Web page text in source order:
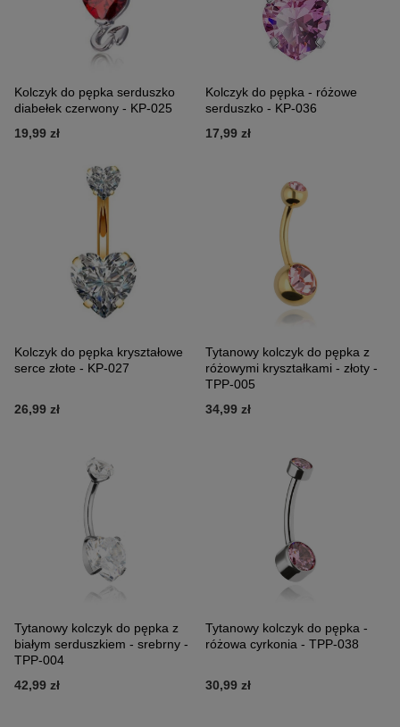
Kolczyk do pępka serduszko
diabełek czerwony - KP-025
19,99 zł
Kolczyk do pępka - różowe
serduszko - KP-036
17,99 zł
Kolczyk do pępka kryształowe
serce złote - KP-027
26,99 zł
Tytanowy kolczyk do pępka z
różowymi kryształkami - złoty -
TPP-005
34,99 zł
Tytanowy kolczyk do pępka z
białym serduszkiem - srebrny -
TPP-004
42,99 zł
Tytanowy kolczyk do pępka -
różowa cyrkonia - TPP-038
30,99 zł